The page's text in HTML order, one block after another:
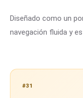
Diseñado como un
navegación fluida y
#31